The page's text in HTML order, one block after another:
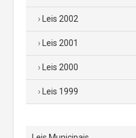
Leis 2002
Leis 2001
Leis 2000
Leis 1999